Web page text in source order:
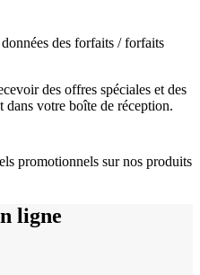
des forfaits / forfaits
des offres spéciales et des
dans votre boîte de réception.
promotionnels sur nos produits
ligne